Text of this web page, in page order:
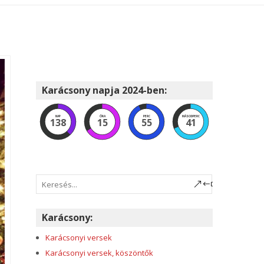
Karácsony napja 2024-ben:
NAP
138
ÓRA
15
PERC
55
MÁSODPERC
40
Karácsony:
Karácsonyi versek
Karácsonyi versek, köszöntők